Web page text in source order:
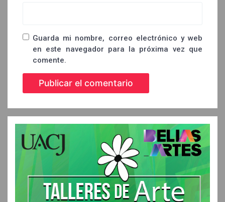
Guarda mi nombre, correo electrónico y web
en este navegador para la próxima vez que
comente.